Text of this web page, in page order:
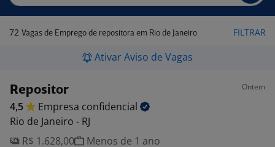
72 Vagas de Emprego de repositora em Rio de Janeiro FILTRAR
Ativar Aviso de Vagas
Repositor Ontem
4,5 Empresa confidencial
Rio de Janeiro - RJ
R$ 1.628,00
Menos de 1 ano